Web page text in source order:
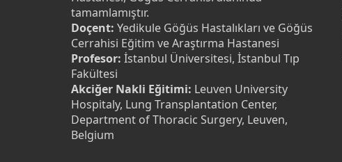
tamamlamıştır.
Doçent: Yedikule Göğüs Hastalıkları ve Göğüs
Cerrahisi Eğitim ve Araştırma Hastanesi
Profesor: İstanbul Üniversitesi, İstanbul Tıp
Fakültesi
Akciğer Nakli Eğitimi: Leuven University
Hospitaly, Lung Transplantation Center,
Department of Thoracic Surgery, Leuven,
Belgium